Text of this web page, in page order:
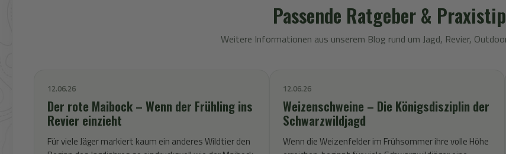
Passende Ratgeber &
Weitere Informationen aus unserem Blog rund um Jagd, Revier,
12.06.26
Der rote Maibock – Wenn der Frühling ins
Revier einzieht
Für viele Jäger markiert kaum ein anderes Wildtier den
12.06.26
Weizenschweine – Die Königsdisziplin der
Schwarzwildjagd
Wenn die Weizenfelder im Frühsommer ihre volle Höhe